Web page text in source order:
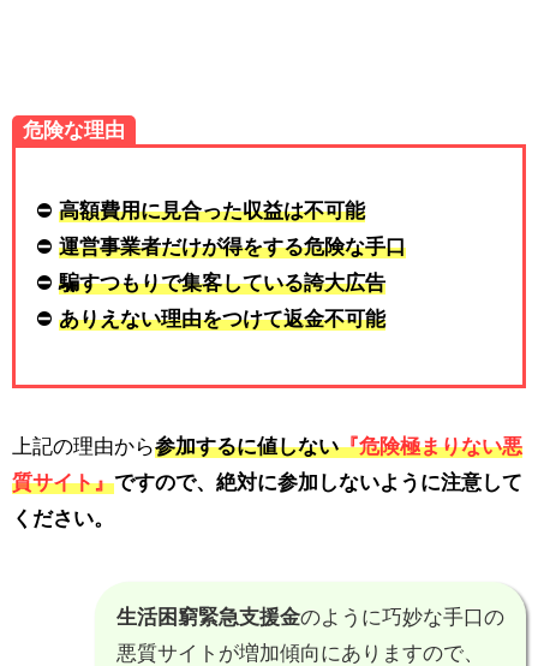
危険な理由
⛔ 高額費用に見合った収益は不可能
⛔ 運営事業者だけが得をする危険な手口
⛔騙すつもりで集客している誇大広告
⛔ ありえない理由をつけて返金不可能
上記の理由から参加するに値しない『危険極まりない悪
質サイト』ですので、 絶対に参加しないように注意して
ください。
生活困窮緊急支援金のように巧妙な手口の
悪質サイトが増加傾向にありますので、